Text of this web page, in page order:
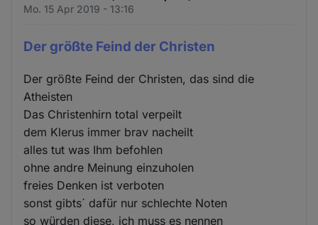
Mo. 15 Apr 2019 - 13:16
Der größte Feind der Christen
Der größte Feind der Christen, das sind die
Atheisten
Das Christenhirn total verpeilt
dem Klerus immer brav nacheilt
alles tut was Ihm befohlen
ohne andre Meinung einzuholen
freies Denken ist verboten
sonst gibts´ dafür nur schlechte Noten
so würden diese, ich muss es nennen